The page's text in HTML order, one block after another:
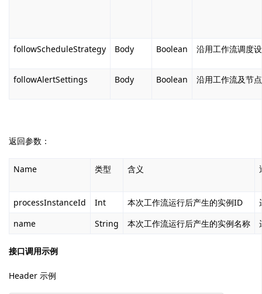
followScheduleStrategy Body Boolean 沿用工作流调度
followAlertSettings Body Boolean 沿用工作流及节
返回参数：
Name 类型 含义
processInstanceId Int 本次工作流运行后产生的实例ID
name
String 本次工作流运行后产生的实例名称
接口调用示例
Header 示例